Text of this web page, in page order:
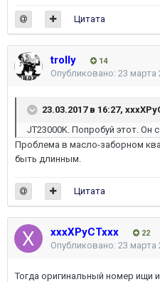
Цитата
trolly 14
Опубликовано: 23 марта
23.03.2017 в 16:27,
JT23000K. Попробуй этот. Он
Проблема в масло-заборном
быть длинным.
Цитата
xxxXPyCTxxx 22
Опубликовано: 23 марта
Тогда оригинальный номер ищи